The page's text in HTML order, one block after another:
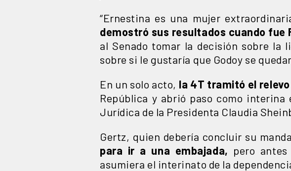
“Ernestina es una mujer
demostró sus resultados cuando fue
al Senado tomar la decisión sobre la
sobre si le gustaría que Godoy se
En un solo acto, la 4T tramitó el
República y abrió paso como interina
Jurídica de la Presidenta Claudia
Gertz, quien debería concluir su
para ir a una embajada, pero
asumiera el interinato de la